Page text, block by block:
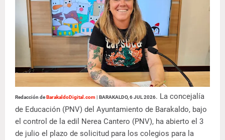
Redacción deBarakaldoDigital.com| BARAKALDO, 6 JUL 2026. La concejalía
de Educación (PNV) del Ayuntamiento de Barakaldo, bajo
el control de la edil Nerea Cantero (PNV), ha abierto el 3
de julio el plazo de solicitud para los colegios para la